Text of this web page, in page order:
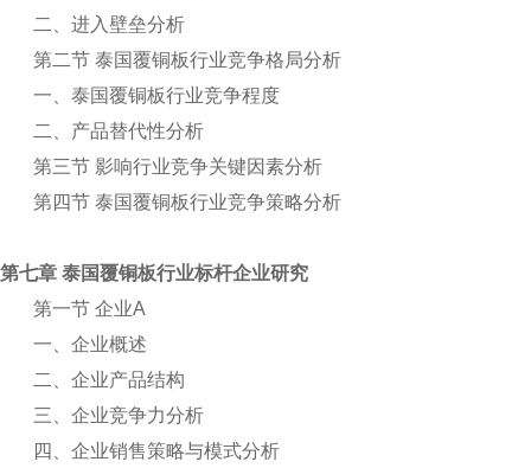
二、进入壁垒分析
第二节 泰国覆铜板行业竞争格局分析
一、泰国覆铜板行业竞争程度
二、产品替代性分析
第三节 影响行业竞争关键因素分析
第四节 泰国覆铜板行业竞争策略分析
第七章 泰国覆铜板行业标杆企业研究
第一节 企业A
一、企业概述
二、企业产品结构
三、企业竞争力分析
四、企业销售策略与模式分析